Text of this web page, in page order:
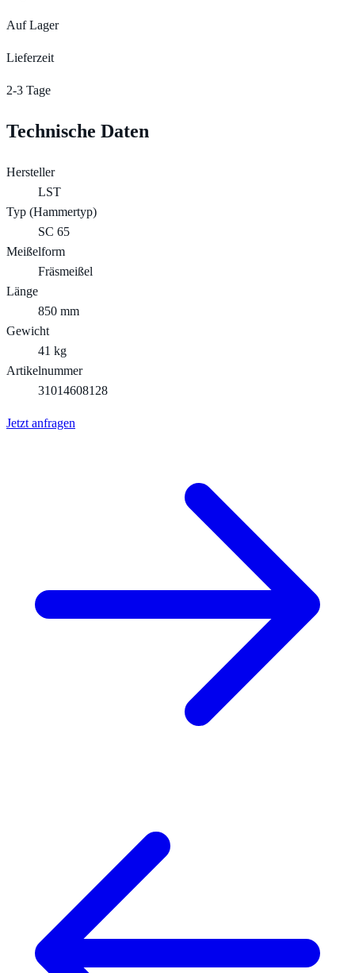
Auf Lager
Lieferzeit
2-3 Tage
Technische Daten
Hersteller
LST
Typ (Hammertyp)
SC 65
Meißelform
Fräsmeißel
Länge
850 mm
Gewicht
41 kg
Artikelnummer
31014608128
Jetzt anfragen